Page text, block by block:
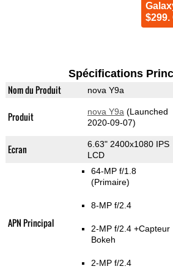
Spécifications
Nom du Produit nova Y9a
Produit nova Y9a (Launched
2020-09-07)
Ecran
6.63" 2400x1080 IPS
LCD
APN Principal
64-MP f/1.8
(Primaire)
8-MP f/2.4
2-MP f/2.4 +Capteur
Bokeh
2-MP f/2.4